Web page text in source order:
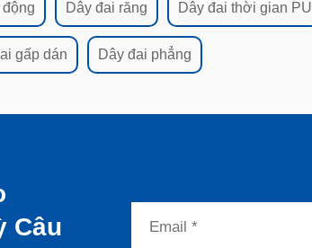
Dây đai răng Dây đai thời gian PU
gấp dán Dây đai phẳng
Câu